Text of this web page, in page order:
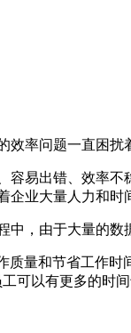
效率问题一直困扰
容易出错、效率
企业大量人力和时
中，由于大量的数
质量和节省工作
可以有更多的时